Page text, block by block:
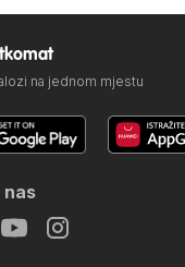
na jednom mjestu
nas